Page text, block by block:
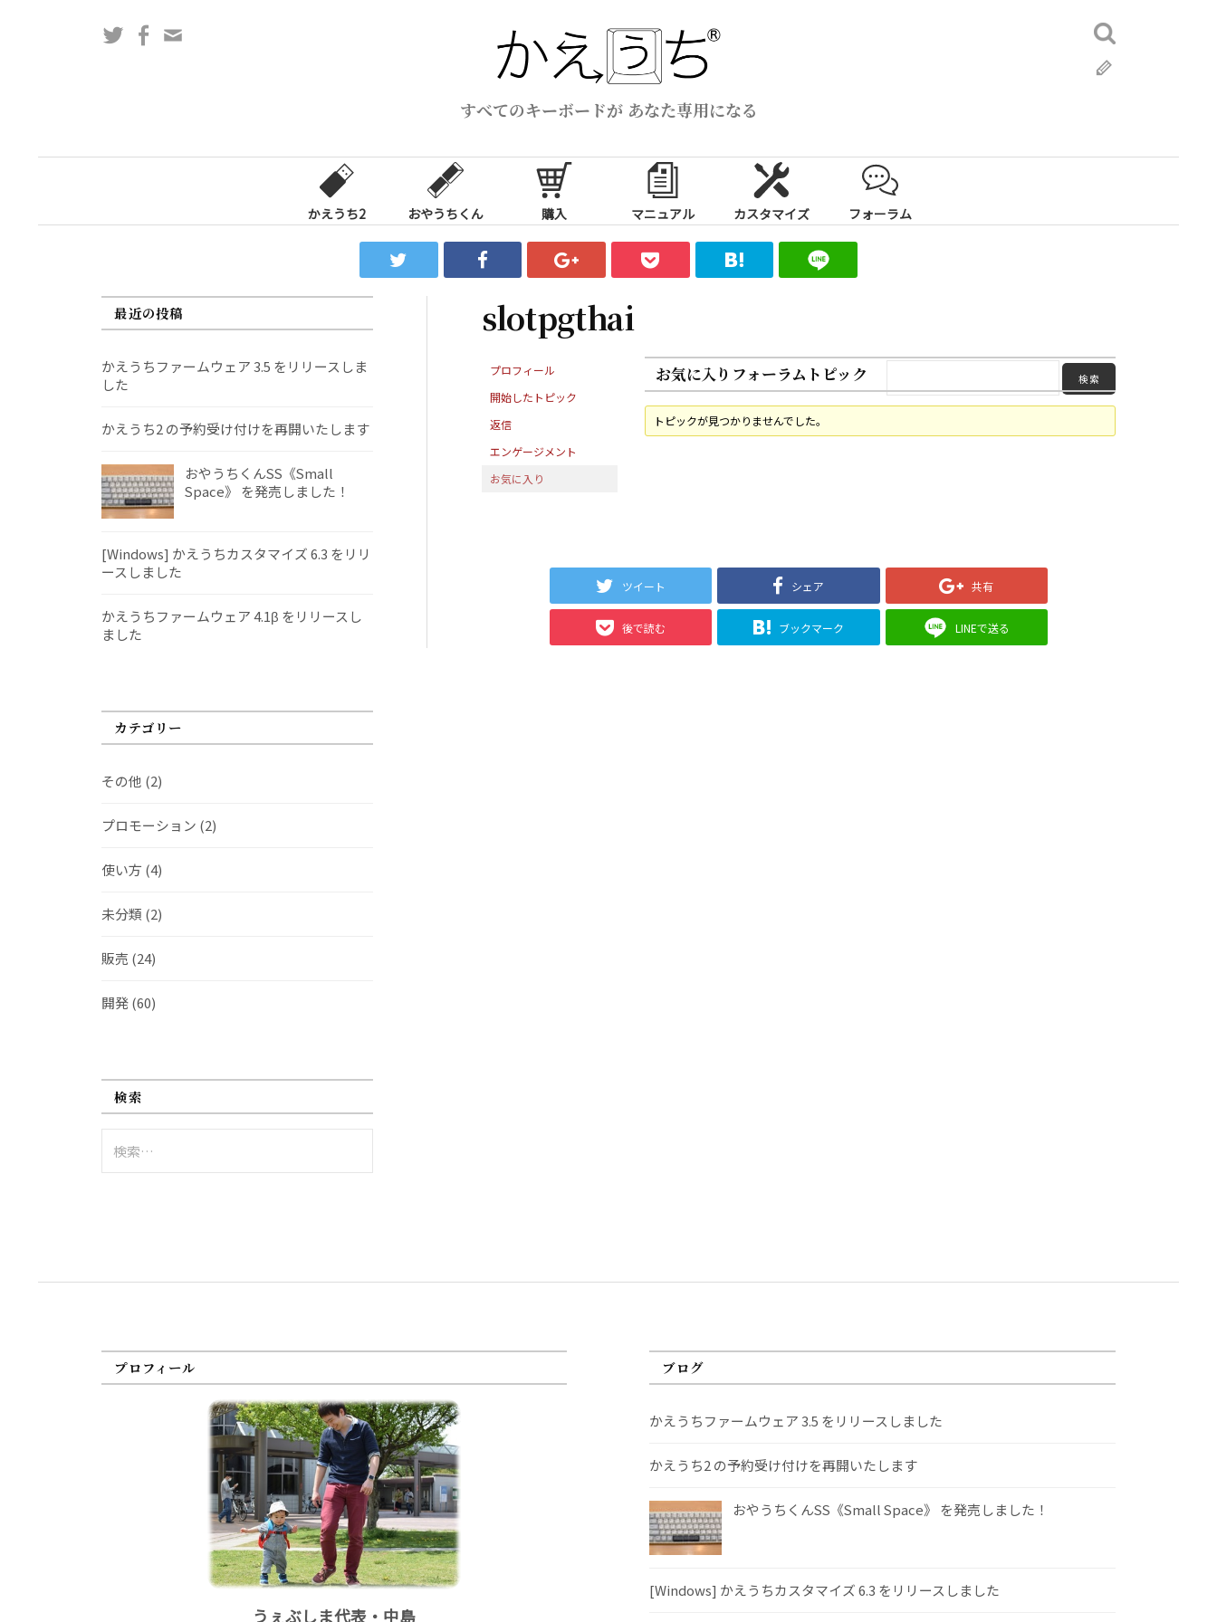
ス
すべてのキーボードが あなた専用になる
TwitterFacebook
検
索:
かえうち2 おやうちくん 購入 マニュアル カスタマイズ フォーラム
slotpgthai
プロフィール
開始したトピック
返信
エンゲージメント
お気に入り
お気に入りフォーラムトピック
トピックが見つかりませんでした。
ツイート シェア 共有
後で読む ブックマーク LINEで送る
最近の投稿
かえうちファームウェア 3.5 をリリースしま
した
かえうち2 の予約受け付けを再開いたします
おやうちくんSS《Small
Space》 を発売しました！
[Windows] かえうちカスタマイズ 6.3 をリリ
ースしました
かえうちファームウェア 4.1β をリリースし
ました
カテゴリー
その他 (2)
プロモーション (2)
使い方 (4)
未分類 (2)
販売 (24)
開発(60)
検索
索:
プロフィール
うぇぶしま代表・中島
ブログ
かえうちファームウェア 3.5 をリリースしました
かえうち2 の予約受け付けを再開いたします
おやうちくんSS《Small Space》 を発売しました！
[Windows] かえうちカスタマイズ 6.3 をリリースしました